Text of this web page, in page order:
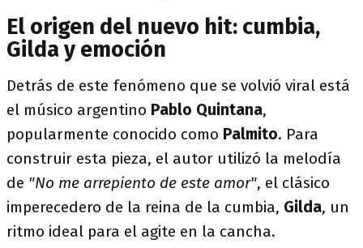
El origen del nuevo hit: cumbia,
Gilda y emoción
Detrás de este fenómeno que se volvió viral está
el músico argentino Pablo Quintana,
popularmente conocido como Palmito. Para
construir esta pieza, el autor utilizó la melodía
de "No me arrepiento de este amor", el clásico
imperecedero de la reina de la cumbia, Gilda, un
ritmo ideal para el agite en la cancha.